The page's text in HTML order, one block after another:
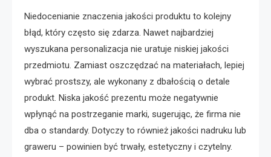
Niedocenianie znaczenia jakości produktu to kolejny
błąd, który często się zdarza. Nawet najbardziej
wyszukana personalizacja nie uratuje niskiej jakości
przedmiotu. Zamiast oszczędzać na materiałach, lepiej
wybrać prostszy, ale wykonany z dbałością o detale
produkt. Niska jakość prezentu może negatywnie
wpłynąć na postrzeganie marki, sugerując, że firma nie
dba o standardy. Dotyczy to również jakości nadruku lub
graweru – powinien być trwały, estetyczny i czytelny.